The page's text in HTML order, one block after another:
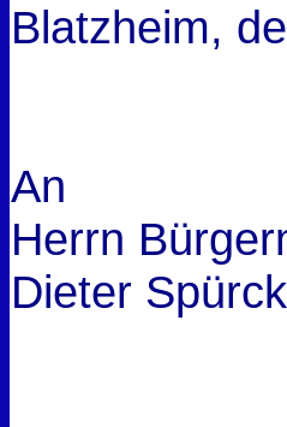
Blatzheim,
An
Herrn
Dieter Spürck